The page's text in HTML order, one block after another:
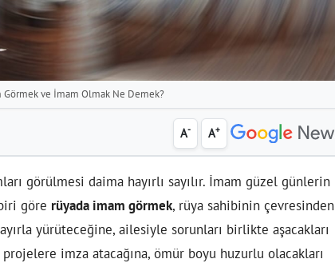
Görmek ve İmam Olmak Ne Demek?
A- A+
görülmesi daima hayırlı sayılır. İmam güzel günlerin
göre rüyada imam görmek, rüya sahibinin çevresinden
yürüteceğine, ailesiyle sorunları birlikte aşacakları
imza atacağına, ömür boyu huzurlu olacakları